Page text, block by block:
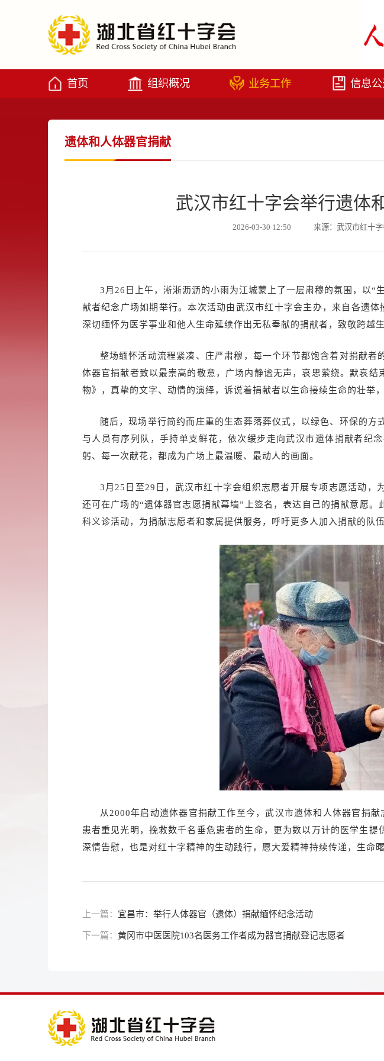
首页 组织概况 业务工作 信息
遗体和人体器官捐献
武汉市红十字会举行遗体
2026-03-30 12:50 来源：武汉市红十
3月26日上午，淅淅沥沥的小雨为江城蒙上了一层肃穆的氛围，以
献者纪念广场如期举行。本次活动由武汉市红十字会主办，来自各遗
深切缅怀为医学事业和他人生命延续作出无私奉献的捐献者，致敬跨越
整场缅怀活动流程紧凑、庄严肃穆，每一个环节都饱含着对捐献
体器官捐献者致以最崇高的敬意，广场内静谧无声，哀思萦绕。默哀
物》，真挚的文字、动情的演绎，诉说着捐献者以生命接续生命的壮举
随后，现场举行简约而庄重的生态葬落葬仪式，以绿色、环保的
与人员有序列队，手持单支鲜花，依次缓步走向武汉市遗体捐献者纪
躬、每一次献花，都成为广场上最温暖、最动人的画面。
3月25日至29日，武汉市红十字会组织志愿者开展专项志愿活动
还可在广场的“遗体器官志愿捐献幕墙”上签名，表达自己的捐献意愿
科义诊活动，为捐献志愿者和家属提供服务，呼吁更多人加入捐献的队伍
从2000年启动遗体器官捐献工作至今，武汉市遗体和人体器官捐
患者重见光明，挽救数千名垂危患者的生命，更为数以万计的医学生
深情告慰，也是对红十字精神的生动践行，愿大爱精神持续传递，生命曙
上一篇： 宜昌市：举行人体器官（遗体）捐献缅怀纪念活动
下一篇： 黄冈市中医医院103名医务工作者成为器官捐献登记志愿者